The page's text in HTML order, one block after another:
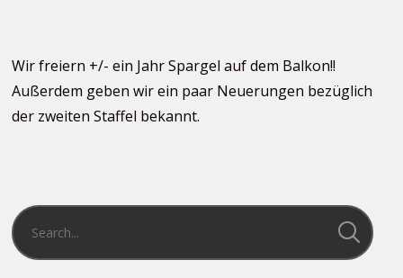
Wir freiern +/- ein Jahr Spargel auf dem Balkon!!
Außerdem geben wir ein paar Neuerungen bezüglich
der zweiten Staffel bekannt.